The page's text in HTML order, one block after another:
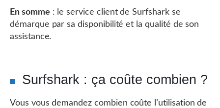
En somme : le service client de Surfshark se
démarque par sa disponibilité et la qualité de son
assistance.
Surfshark : ça coûte combien ?
Vous vous demandez combien coûte l’utilisation de